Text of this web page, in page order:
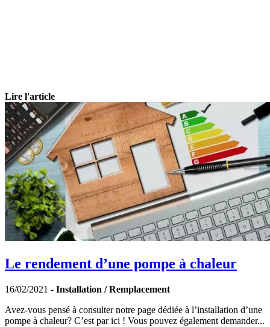
Lire l'article
Le rendement d’une pompe à chaleur
16/02/2021 - Installation / Remplacement
Avez-vous pensé à consulter notre page dédiée à l’installation d’une
pompe à chaleur? C’est par ici ! Vous pouvez également demander...